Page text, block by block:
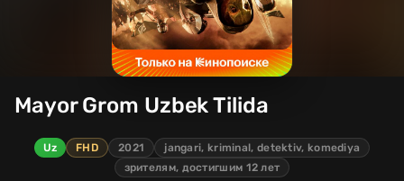
Mayor Grom Uzbek Tilida
Uz FHD 2021
jangari, kriminal, detektiv, komediya
зрителям, достигшим 12 лет